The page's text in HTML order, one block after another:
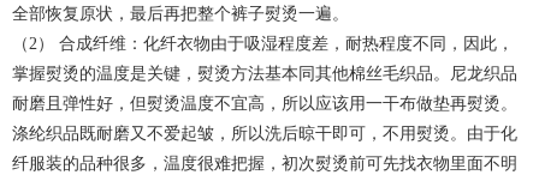
全部恢复原状，最后再把整个裤子熨烫一遍。
（2） 合成纤维：化纤衣物由于吸湿程度差，耐热程度不同，因此，
掌握熨烫的温度是关键，熨烫方法基本同其他棉丝毛织品。尼龙织品
耐磨且弹性好，但熨烫温度不宜高，所以应该用一干布做垫再熨烫。
涤纶织品既耐磨又不爱起皱，所以洗后晾干即可，不用熨烫。由于化
纤服装的品种很多，温度很难把握，初次熨烫前可先找衣物里面不明